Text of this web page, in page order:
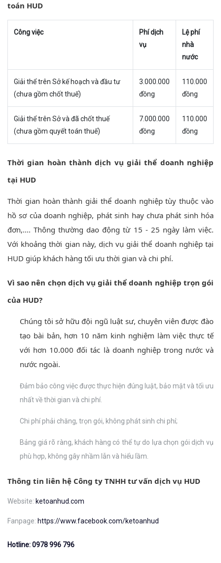
toán HUD
Công việc
Phí dịch
vụ
Lệ phí
nhà
nước
Giải thể trên Sở kế hoạch và đầu tư
(chưa gồm chốt thuế)
3.000.000
đồng
110.000
đồng
Giải thể trên Sở và đã chốt thuế
(chưa gồm quyết toán thuế)
7.000.000
đồng
110.000
đồng
Thời gian hoàn thành dịch vụ giải thể doanh nghiệp
tại HUD
Thời gian hoàn thành giải thể doanh nghiệp tùy thuộc vào
hồ sơ của doanh nghiệp, phát sinh hay chưa phát sinh hóa
đơn,.... Thông thường dao động từ 15 - 25 ngày làm việc.
Với khoảng thời gian này, dịch vụ giải thể doanh nghiệp tại
HUD giúp khách hàng tối ưu thời gian và chi phí.
Vì sao nên chọn dịch vụ giải thể doanh nghiệp trọn gói
của HUD?
Chúng tôi sở hữu đội ngũ luật sư, chuyên viên được đào
tạo bài bản, hơn 10 năm kinh nghiệm làm việc thực tế
với hơn 10.000 đối tác là doanh nghiệp trong nước và
nước ngoài.
Đảm bảo công việc được thực hiện đúng luật, bảo mật và tối ưu
nhất về thời gian và chi phí.
Chi phí phải chăng, trọn gói, không phát sinh chi phí;
Bảng giá rõ ràng, khách hàng có thể tự do lựa chọn gói dịch vụ
phù hợp, không gây nhầm lẫn và hiểu lầm.
Thông tin liên hệ Công ty TNHH tư vấn dịch vụ HUD
Website: ketoanhud.com
Fanpage: https://www.facebook.com/ketoanhud
Hotline:0978 996 796